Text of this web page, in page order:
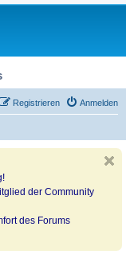
Anmelden
Registrieren
der Community
des Forums